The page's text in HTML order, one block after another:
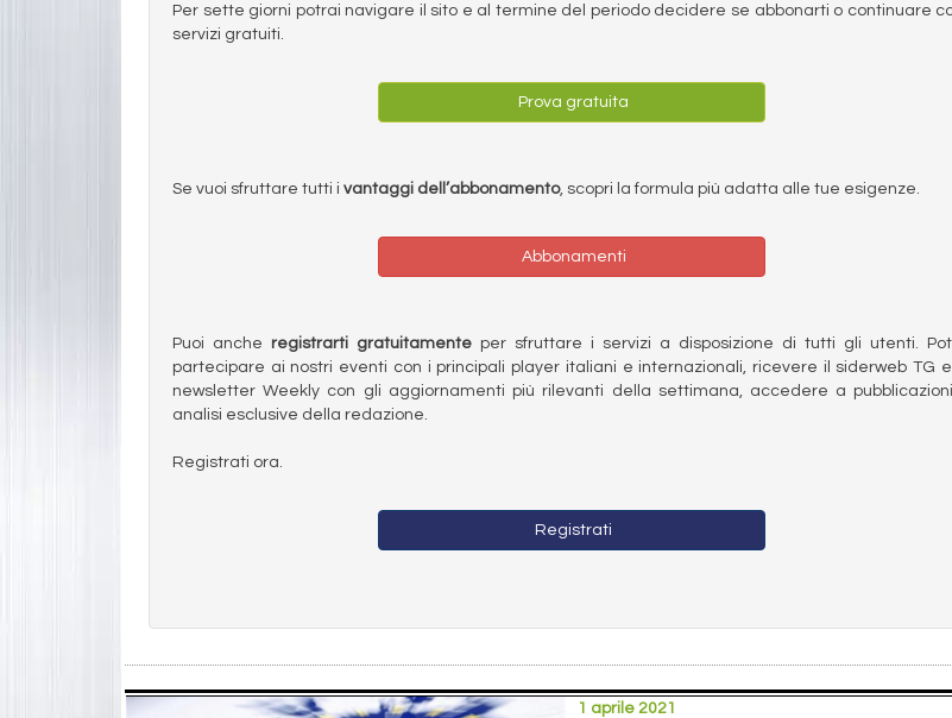
Per sette giorni potrai navigare il sito e al termine del periodo decidere se abbonarti o continuare
servizi gratuiti.
Prova gratuita
Se vuoi sfruttare tutti i vantaggi dell’abbonamento, scopri la formula più adatta alle tue esigenze.
Abbonamenti
Puoi anche registrarti gratuitamenteper sfruttare i servizi a disposizione di tutti gli utenti.
partecipare ai nostri eventi con i principali player italiani e internazionali, ricevere il siderweb TG
newsletter Weekly con gli aggiornamenti più rilevanti della settimana, accedere a
analisi esclusive della redazione.
Registrati ora.
Registrati
1 aprile 2021